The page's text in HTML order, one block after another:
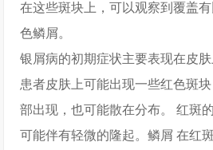
在这些斑块上，可以观察到覆盖
色鳞屑。
银屑病的初期症状主要表现在皮
患者皮肤上可能出现一些红色斑
部出现，也可能散在分布。 红斑
可能伴有轻微的隆起。鳞屑 在红